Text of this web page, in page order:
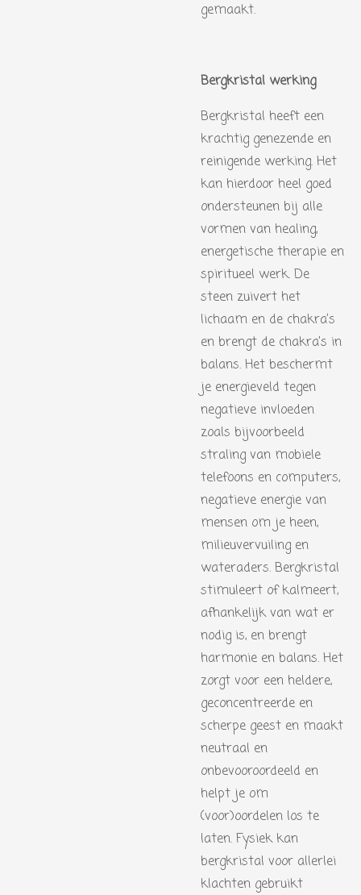
gemaakt.
Bergkristal werking
Bergkristal heeft een
krachtig genezende en
reinigende werking. Het
kan hierdoor heel goed
ondersteunen bij alle
vormen van healing,
energetische therapie en
spiritueel werk. De
steen zuivert het
lichaam en de chakra’s
en brengt de chakra’s in
balans. Het beschermt
je energieveld tegen
negatieve invloeden
zoals bijvoorbeeld
straling van mobiele
telefoons en computers,
negatieve energie van
mensen om je heen,
milieuvervuiling en
wateraders. Bergkristal
stimuleert of kalmeert,
afhankelijk van wat er
nodig is, en brengt
harmonie en balans. Het
zorgt voor een heldere,
geconcentreerde en
scherpe geest en maakt
neutraal en
onbevooroordeeld en
helpt je om
(voor)oordelen los te
laten. Fysiek kan
bergkristal voor allerlei
klachten gebruikt